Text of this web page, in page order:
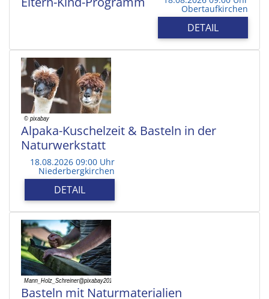
Obertaufkirchen
DETAIL
Alpaka-Kuschelzeit & Basteln in der
Naturwerkstatt
18.08.2026 09:00 Uhr
Niederbergkirchen
DETAIL
Basteln mit Naturmaterialien